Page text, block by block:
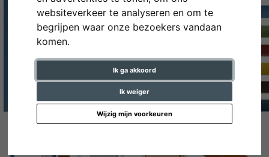
websiteverkeer te analyseren en om te
begrijpen waar onze bezoekers vandaan
komen.
Ik ga akkoord
Ik weiger
Wijzig mijn voorkeuren